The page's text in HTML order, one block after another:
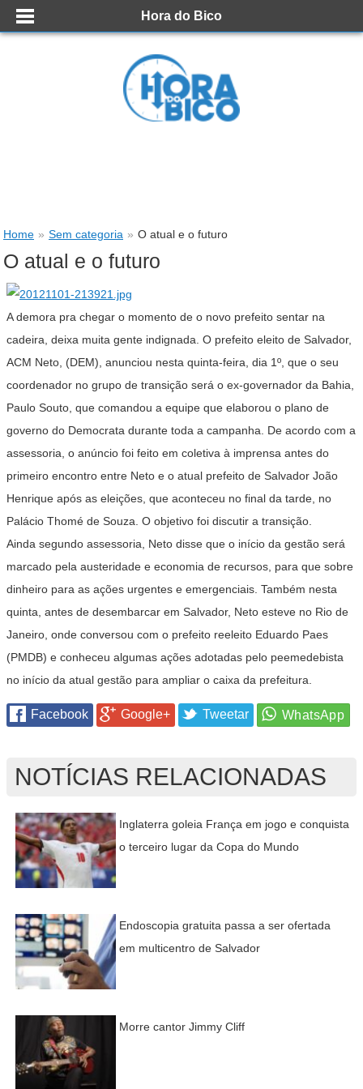
Hora do Bico
Home » Sem categoria » O atual e o futuro
O atual e o futuro
A demora pra chegar o momento de o novo prefeito sentar na
cadeira, deixa muita gente indignada. O prefeito eleito de Salvador,
ACM Neto, (DEM), anunciou nesta quinta-feira, dia 1º, que o seu
coordenador no grupo de transição será o ex-governador da Bahia,
Paulo Souto, que comandou a equipe que elaborou o plano de
governo do Democrata durante toda a campanha. De acordo com a
assessoria, o anúncio foi feito em coletiva à imprensa antes do
primeiro encontro entre Neto e o atual prefeito de Salvador João
Henrique após as eleições, que aconteceu no final da tarde, no
Palácio Thomé de Souza. O objetivo foi discutir a transição.
Ainda segundo assessoria, Neto disse que o início da gestão será
marcado pela austeridade e economia de recursos, para que sobre
dinheiro para as ações urgentes e emergenciais. Também nesta
quinta, antes de desembarcar em Salvador, Neto esteve no Rio de
Janeiro, onde conversou com o prefeito reeleito Eduardo Paes
(PMDB) e conheceu algumas ações adotadas pelo peemedebista
no início da atual gestão para ampliar o caixa da prefeitura.
Facebook Google+ Tweetar
NOTÍCIAS RELACIONADAS
Inglaterra goleia França em jogo e conquista
o terceiro lugar da Copa do Mundo
Endoscopia gratuita passa a ser ofertada
em multicentro de Salvador
Morre cantor Jimmy Cliff